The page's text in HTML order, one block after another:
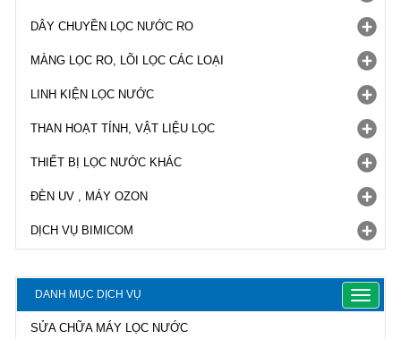
DÂY CHUYỀN LỌC NƯỚC RO
MÀNG LỌC RO, LÕI LỌC CÁC LOẠI
LINH KIỆN LỌC NƯỚC
THAN HOẠT TÍNH, VẬT LIỆU LỌC
THIẾT BỊ LỌC NƯỚC KHÁC
ĐÈN UV , MÁY OZON
DỊCH VỤ BIMICOM
DANH MỤC DỊCH VỤ
Toggle
SỬA CHỮA MÁY LỌC NƯỚC